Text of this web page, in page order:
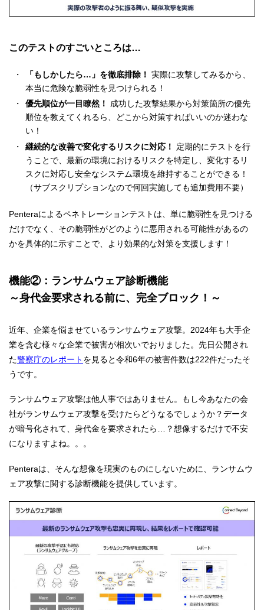
このテストのすごいところは…
「もしかしたら…」を徹底排除！ 実際に攻撃してみるから、
本当に危険な脆弱性を見つけられる！
優先順位が一目瞭然！
成功した攻撃結果から対策箇所の優先
順位を教えてくれるら、どこから対策すればいいのか迷わな
い！
継続的な改善で変化するリスクに対応！
定期的にテストを行
うことで、最新の環境におけるリスクを特定し、変化するリ
スクに対応し安全なシステム環境を維持することができる！
（サブスクリプションなので何回実施しても追加費用不要）
Penteraによるペネトレーションテストは、単に脆弱性を見つける
だけでなく、その脆弱性がどのように悪用される可能性があるの
かを具体的に示すことで、より効果的な対策を支援します！
機能②：ランサムウェア診断機能
～身代金要求される前に、完全ブロック！～
近年、企業を悩ませているランサムウェア攻撃。2024年も大手企
業を含む様々な企業で被害が相次いでおりました。先日公開され
た警察庁のレポート を見ると令和6年の被害件数は222件だったそ
うです。
ランサムウェア攻撃は他人事ではありません。もし今あなたの会
社がランサムウェア攻撃を受けたらどうなるでしょうか？データ
が暗号化されて、身代金を要求されたら…？想像するだけで不安
になりますよね。。。
Penteraは、そんな想像を現実のものにしないために、ランサムウ
ェア攻撃に関する診断機能を提供しています。